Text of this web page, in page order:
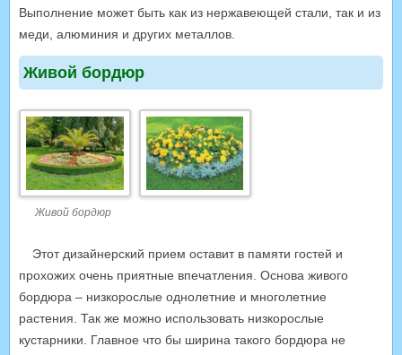
Выполнение может быть как из нержавеющей стали, так и из
меди, алюминия и других металлов.
Живой бордюр
Живой бордюр
Этот дизайнерский прием оставит в памяти гостей и
прохожих очень приятные впечатления. Основа живого
бордюра – низкорослые однолетние и многолетние
растения. Так же можно использовать низкорослые
кустарники. Главное что бы ширина такого бордюра не